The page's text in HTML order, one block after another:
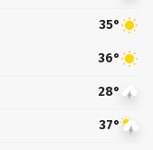
35°
36°
28°
37°